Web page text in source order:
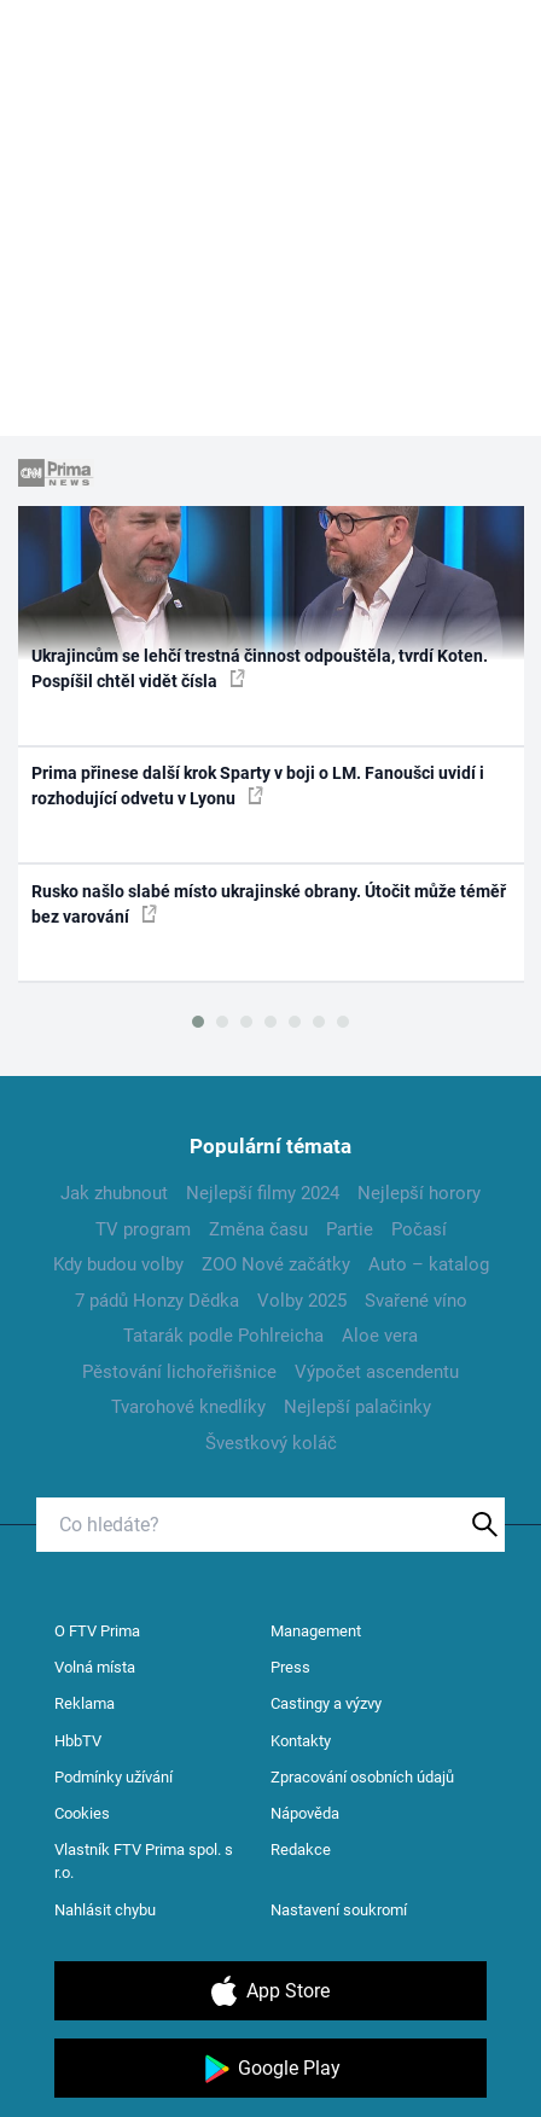
Ukrajincům se lehčí trestná činnost odpouštěla, tvrdí Koten.
Pospíšil chtěl vidět čísla
Prima přinese další krok Sparty v boji o LM. Fanoušci uvidí i
rozhodující odvetu v Lyonu
Rusko našlo slabé místo ukrajinské obrany. Útočit může téměř
bez varování
Populární témata
Jak zhubnout Nejlepší filmy 2024
Nejlepší horory
TV program
Změna času Partie
Počasí
Kdy budou volby
ZOO Nové začátky
Auto – katalog
7 pádů Honzy Dědka
Volby 2025
Svařené víno
Tatarák podle Pohlreicha
Aloe vera
Pěstování lichořeřišnice
Výpočet ascendentu
Tvarohové knedlíky
Nejlepší palačinky
Švestkový koláč
O FTV Prima Management
Volná místa Press
Reklama Castingy a výzvy
HbbTV Kontakty
Podmínky užívání Zpracování osobních údajů
Cookies Nápověda
Vlastník FTV Prima spol. s
r.o.
Redakce
Nahlásit chybu Nastavení soukromí
App Store
Google Play